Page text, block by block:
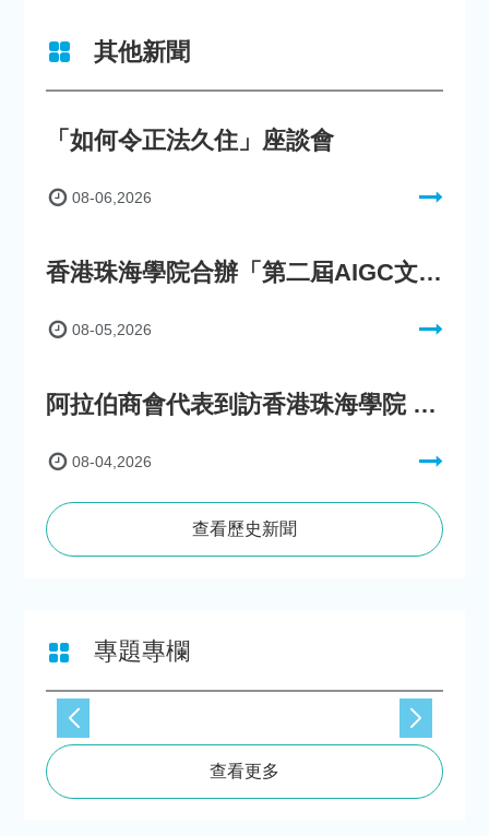
其他新聞
「如何令正法久住」座談會
08-06,2026
香港珠海學院合辦「第二屆AIGC文化數字內容創作比賽」
08-05,2026
阿拉伯商會代表到訪香港珠海學院 參與「一帶一路」政策圓桌會議
08-04,2026
查看歷史新聞
專題專欄
查看更多